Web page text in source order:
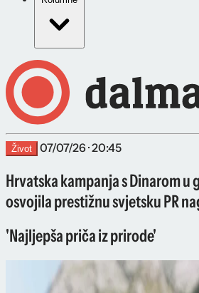
Život 07/07/26 · 20:45
Hrvatska kampanja s Dinarom u
osvojila prestižnu svjetsku PR
'Najljepša priča iz prirode'